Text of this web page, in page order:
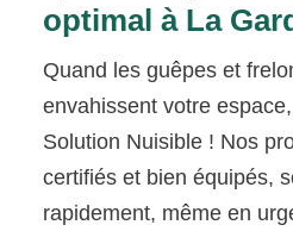
optimal à La
Quand les guêpes et
envahissent votre
Solution Nuisible ! Nos
certifiés et bien équipés,
rapidement, même en